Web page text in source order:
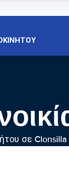
σε Clonsilla